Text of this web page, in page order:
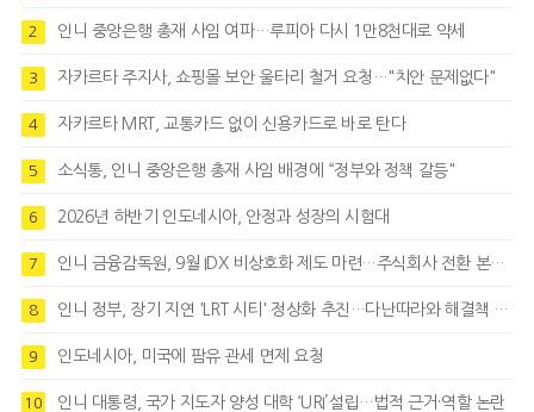
2 인니 중앙은행 총재 사임 여파…루피아 다시 1만8천대로 약세
3 자카르타 주지사, 쇼핑몰 보안 울타리 철거 요청…"치안 문제없다"
4 자카르타 MRT, 교통카드 없이 신용카드로 바로 탄다
5 소식통, 인니 중앙은행 총재 사임 배경에 “정부와 정책 갈등"
6 2026년 하반기 인도네시아, 안정과 성장의 시험대
7 인니 금융감독원, 9월 IDX 비상호화 제도 마련…주식회사 전환 본격화
8 인니 정부, 장기 지연 'LRT 시티' 정상화 추진…다난따라와 해결책 모색
9 인도네시아, 미국에 팜유 관세 면제 요청
10 인니 대통령, 국가 지도자 양성 대학 ‘URI’설립…법적 근거·역할 논란